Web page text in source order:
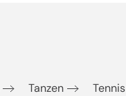
Tanzen Tennis